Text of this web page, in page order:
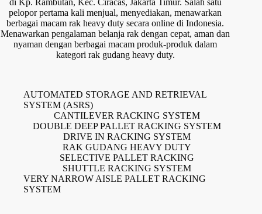
di Kp. Rambutan, Kec. Ciracas, Jakarta Timur. Salah satu
pelopor pertama kali menjual, menyediakan, menawarkan
berbagai macam rak heavy duty secara online di Indonesia.
Menawarkan pengalaman belanja rak dengan cepat, aman dan
nyaman dengan berbagai macam produk-produk dalam
kategori rak gudang heavy duty.
AUTOMATED STORAGE AND RETRIEVAL
SYSTEM (ASRS)
CANTILEVER RACKING SYSTEM
DOUBLE DEEP PALLET RACKING SYSTEM
DRIVE IN RACKING SYSTEM
RAK GUDANG HEAVY DUTY
SELECTIVE PALLET RACKING
SHUTTLE RACKING SYSTEM
VERY NARROW AISLE PALLET RACKING
SYSTEM